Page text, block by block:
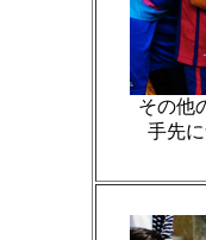
その他
手先